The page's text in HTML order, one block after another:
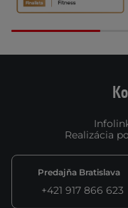
Realizácia
Predajňa Bratislava
+421 917 866 623